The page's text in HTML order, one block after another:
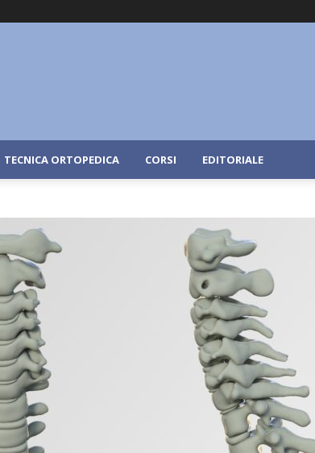
TECNICA ORTOPEDICA CORSI EDITORIALE